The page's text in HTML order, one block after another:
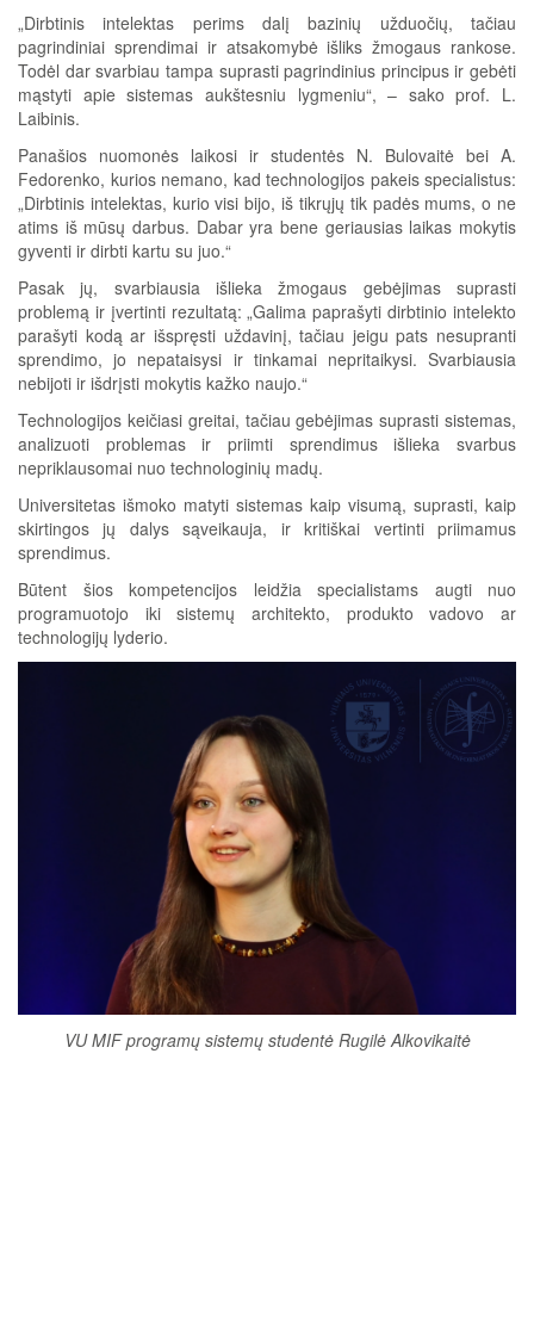
„Dirbtinis intelektas perims dalį bazinių užduočių, tačiau
pagrindiniai sprendimai ir atsakomybė išliks žmogaus rankose.
Todėl dar svarbiau tampa suprasti pagrindinius principus ir gebėti
mąstyti apie sistemas aukštesniu lygmeniu“, – sako prof. L.
Laibinis.
Panašios nuomonės laikosi ir studentės N. Bulovaitė bei A.
Fedorenko, kurios nemano, kad technologijos pakeis specialistus:
„Dirbtinis intelektas, kurio visi bijo, iš tikrųjų tik padės mums, o ne
atims iš mūsų darbus. Dabar yra bene geriausias laikas mokytis
gyventi ir dirbti kartu su juo.“
Pasak jų, svarbiausia išlieka žmogaus gebėjimas suprasti
problemą ir įvertinti rezultatą: „Galima paprašyti dirbtinio intelekto
parašyti kodą ar išspręsti uždavinį, tačiau jeigu pats nesupranti
sprendimo, jo nepataisysi ir tinkamai nepritaikysi. Svarbiausia
nebijoti ir išdrįsti mokytis kažko naujo.“
Technologijos keičiasi greitai, tačiau gebėjimas suprasti sistemas,
analizuoti problemas ir priimti sprendimus išlieka svarbus
nepriklausomai nuo technologinių madų.
Universitetas išmoko matyti sistemas kaip visumą, suprasti, kaip
skirtingos jų dalys sąveikauja, ir kritiškai vertinti priimamus
sprendimus.
Būtent šios kompetencijos leidžia specialistams augti nuo
programuotojo iki sistemų architekto, produkto vadovo ar
technologijų lyderio.
VU MIF programų sistemų studentė Rugilė Alkovikaitė